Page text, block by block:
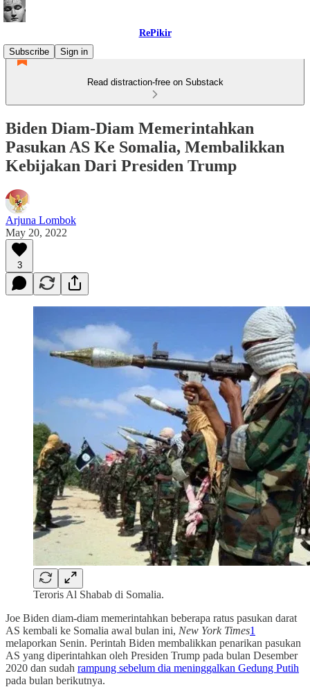
RePikir
Subscribe
Sign in
Read distraction-free on Substack
Biden Diam-Diam Memerintahkan
Pasukan AS Ke Somalia, Membalikkan
Kebijakan Dari Presiden Trump
Arjuna Lombok
May 20, 2022
3
Teroris Al Shabab di Somalia.
Joe Biden diam-diam memerintahkan beberapa ratus pasukan darat
AS kembali ke Somalia awal bulan ini, New York Times1
melaporkan Senin. Perintah Biden membalikkan penarikan pasukan
AS yang diperintahkan oleh Presiden Trump pada bulan Desember
2020 dan sudah rampung sebelum dia meninggalkan Gedung Putih
pada bulan berikutnya.